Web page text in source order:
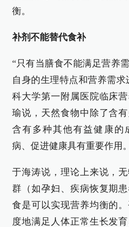
衡。
补剂不能替代食补
“只有当膳食不能满足营养
自身的生理特点和营养需求
科大学第一附属医院临床
瑜说，天然食物中除了含
含有多种其他有益健康的
病、促进健康具有重要作用。
于海涛说，理论上来说，
群（如孕妇、疾病恢复期
食是可以实现营养均衡的
度地满足人体正常生长发